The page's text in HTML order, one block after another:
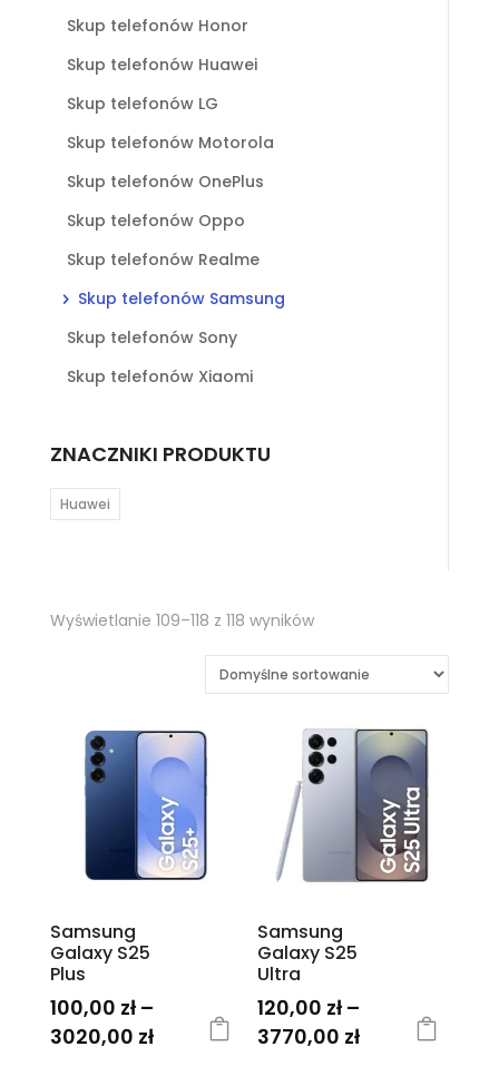
Skup telefonów Honor
Skup telefonów Huawei
Skup telefonów LG
Skup telefonów Motorola
Skup telefonów OnePlus
Skup telefonów Oppo
Skup telefonów Realme
Skup telefonów Samsung
Skup telefonów Sony
Skup telefonów Xiaomi
ZNACZNIKI PRODUKTU
Huawei
Wyświetlanie 109–118 z 118 wyników
Samsung
Galaxy S25
Plus
100,00 zł –
3020,00 złZakres
Samsung
Galaxy S25
Ultra
120,00 zł –
3770,00 złZakres